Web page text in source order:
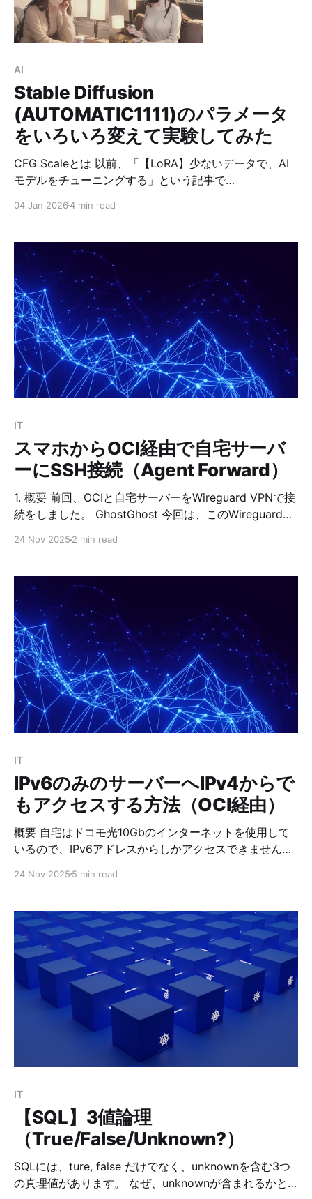
ただきたい内容です。 クラウド環境に不慣れな方でも大
丈夫です。 コンピュートインスタンスの作成、ストレー
ジバケットの操作、IAM の設定、ファイアウォールの設
前段階の基礎知識もしっかり学べるため、安心
AI
Stable Diffusion
(AUTOMATIC1111)のパラメータ
をいろいろ変えて実験してみた
CFG Scaleとは 以前、「【LoRA】少ないデータで、AI
モデルをチューニングする」という記事で
CFG Scale について解説していきたいと思います。 本
当は Nova Anime XL のような最近のモデルを使いたか
ったのですが、 RTX 2070（8GB）では VRAM 不足で、
まともに動かすことができませんでした (T_T) そのた
め、LoRA の記事でも使用した
abyssorangemix33WhiteMildCat をモデルとして使っ
ています。 なお、画像生成で使用したプロンプトは下記
の通りです。 anime style, mature and graceful young
woman with long brown hair, modern
04 Jan 20264 min read
IT
スマホからOCI経由で自宅サーバ
ーにSSH接続（Agent Forward）
1. 概要 前回、OCIと自宅サーバーをWireguard VPNで接
続をしました。 GhostGhost 今回は、このWireguard
ホに自宅サーバーの秘密鍵を置きつつ、SSH Agent
Forwardingを使ってSSH接続を試みます。 SSH Agent
Forwardingを使うと下記のことが可能になります。 * 携
帯の SSH クライアントが秘密鍵を保持（外に出さな
い） * OCI にログインしたあと、OCI 上の SSH クライ
アントから自宅へ接続する時も、 鍵の署名だけを携帯に
問い合わせて実行する（鍵そのものは転送されない） *
つまり OCI に秘密鍵を置かずに、自宅サーバーへ SSH
が可能 2. 構成 * OCIと自宅サーバーの構成は、上記のブ
ログ「IPv6のみのサーバーへIPv4からでもアクセスする
ク
24 Nov 2025 2 min read
IT
IPv6のみのサーバーへIPv4からで
もアクセスする方法（OCI経由）
概要 自宅はドコモ光10Gbのインターネットを使用して
いるので、IPv6アドレスからしかアクセスできません。
いますが、非常に不便なのでオラクルクラウド経由で
IPv4網 → Oracle Cloud【nginx（リバースプロキシ）
→ WireGuard VPN】 → IPv6網 → 自宅サーバー
【WireGuard VPN → Nextcloud】 WireGuard経由での
アクセスを採用した理由 * 速い（カーネル実装 / UDP
ベース） * 設定がとてもシンプル * IPv4 ↔ IPv6 のブ
リッジングに強い * セキュリティが強固（最新暗号） *
Oracle Linux 8 でも標準対応 私のOracle Clound では、
下記の構成のインスタンスを使っています。 項目 内容
OS Oracle Linux 8.1 Shape VM.Standard.A1.Flex
24 Nov 2025 5 min read
IT
【SQL】3値論理
（True/False/Unknown?）
SQLには、ture, false だけでなく、unknownを含む3つ
の真理値があります。 なぜ、unknownが含まれるかと